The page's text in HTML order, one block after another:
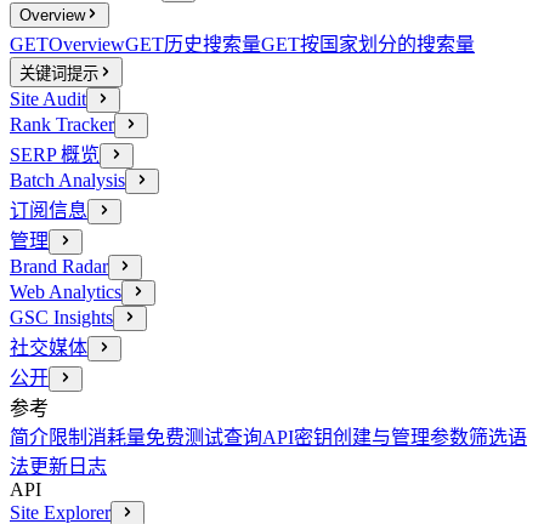
Overview
GETOverviewGET历史搜索量GET按国家划分的搜索量
关键词提示
Site Audit
Rank Tracker
SERP 概览
Batch Analysis
订阅信息
管理
Brand Radar
Web Analytics
GSC Insights
社交媒体
公开
参考
简介限制消耗量免费测试查询API密钥创建与管理参数筛选语
法更新日志
API
Site Explorer